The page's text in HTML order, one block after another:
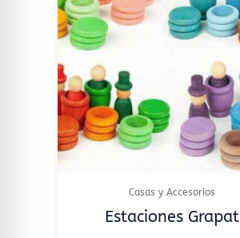
Casas y Accesorios
Estaciones Grapat